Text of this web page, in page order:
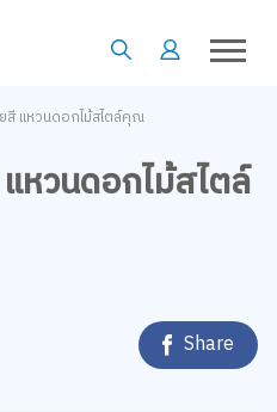
สี แหวนดอกไม้สไตล์คุณ
หวนดอกไม้สไตล์
Share